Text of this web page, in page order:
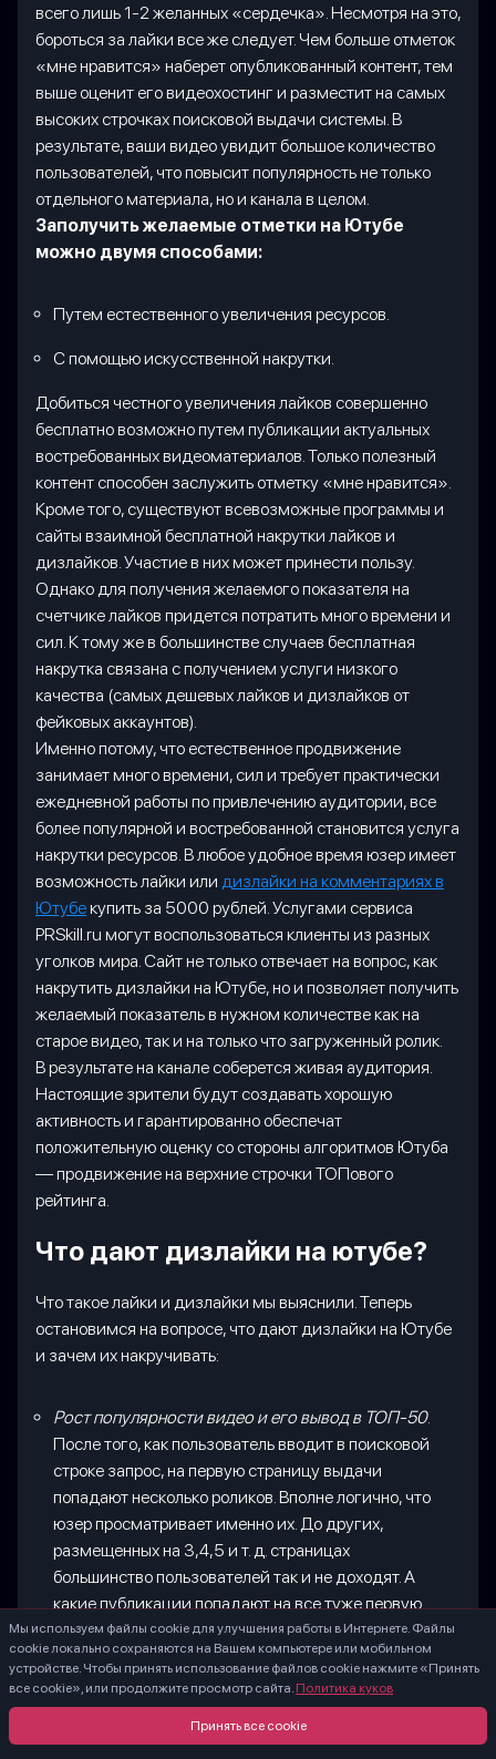
всего лишь 1-2 желанных «сердечка». Несмотря на это,
бороться за лайки все же следует. Чем больше отметок
«мне нравится» наберет опубликованный контент, тем
выше оценит его видеохостинг и разместит на самых
высоких строчках поисковой выдачи системы. В
результате, ваши видео увидит большое количество
пользователей, что повысит популярность не только
отдельного материала, но и канала в целом.
Заполучить желаемые отметки на Ютубе
можно двумя способами:
Путем естественного увеличения ресурсов.
С помощью искусственной накрутки.
Добиться честного увеличения лайков совершенно
бесплатно возможно путем публикации актуальных
востребованных видеоматериалов. Только полезный
контент способен заслужить отметку «мне нравится».
Кроме того, существуют всевозможные программы и
сайты взаимной бесплатной накрутки лайков и
дизлайков. Участие в них может принести пользу.
Однако для получения желаемого показателя на
счетчике лайков придется потратить много времени и
сил. К тому же в большинстве случаев бесплатная
накрутка связана с получением услуги низкого
качества (самых дешевых лайков и дизлайков от
фейковых аккаунтов).
Именно потому, что естественное продвижение
занимает много времени, сил и требует практически
ежедневной работы по привлечению аудитории, все
более популярной и востребованной становится услуга
накрутки ресурсов. В любое удобное время юзер имеет
возможность лайки или дизлайки на комментариях в
Ютубекупить за 5000 рублей. Услугами сервиса
PRSkill.ru могут воспользоваться клиенты из разных
уголков мира. Сайт не только отвечает на вопрос, как
накрутить дизлайки на Ютубе, но и позволяет получить
желаемый показатель в нужном количестве как на
старое видео, так и на только что загруженный ролик.
В результате на канале соберется живая аудитория.
Настоящие зрители будут создавать хорошую
активность и гарантированно обеспечат
положительную оценку со стороны алгоритмов Ютуба
— продвижение на верхние строчки ТОПового
рейтинга.
Что дают дизлайки на ютубе?
Что такое лайки и дизлайки мы выяснили. Теперь
остановимся на вопросе, что дают дизлайки на Ютубе
и зачем их накручивать:
Рост популярности видео и его вывод в ТОП-50.
После того, как пользователь вводит в поисковой
строке запрос, на первую страницу выдачи
попадают несколько роликов. Вполне логично, что
юзер просматривает именно их. До других,
размещенных на 3,4,5 и т. д. страницах
большинство пользователей так и не доходят. А
какие публикации попадают на все туже первую
страницу? Конечно же те, которые собрали
максимум лайков, дизлайков и комментариев.
Повышение доверия со стороны зрителей и
. Какому контенту человек,
Мы используем файлы cookie для улучшения работы в Интернете. Файлы
cookie локально сохраняются на Вашем компьютере или мобильном
устройстве. Чтобы принять использование файлов cookie нажмите «Принять
все cookie», или продолжите просмотр сайта. Политика куков
Принять все cookie